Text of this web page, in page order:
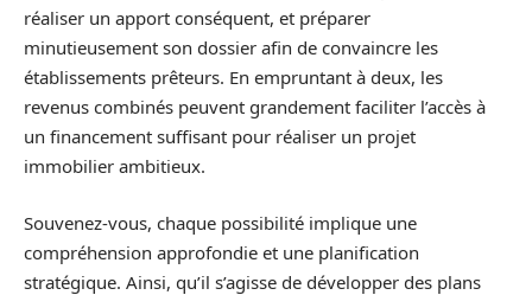
réaliser un apport conséquent, et préparer
minutieusement son dossier afin de convaincre les
établissements prêteurs. En empruntant à deux, les
revenus combinés peuvent grandement faciliter l’accès à
un financement suffisant pour réaliser un projet
immobilier ambitieux.
Souvenez-vous, chaque possibilité implique une
compréhension approfondie et une planification
stratégique. Ainsi, qu’il s’agisse de développer des plans